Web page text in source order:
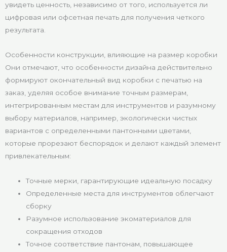
увидеть ценность, независимо от того, используется ли
цифровая или офсетная печать для получения четкого
результата.
Особенности конструкции, влияющие на размер коробки
Они отмечают, что особенности дизайна действительно
формируют окончательный вид коробки с печатью на
заказ, уделяя особое внимание точным размерам,
интегрированным местам для инструментов и разумному
выбору материалов, например, экологически чистых
вариантов с определенными пантонными цветами,
которые прорезают беспорядок и делают каждый элемент
привлекательным:
Точные мерки, гарантирующие идеальную посадку
Определенные места для инструментов облегчают
сборку
Разумное использование экоматериалов для
сокращения отходов
Точное соответствие пантонам, повышающее